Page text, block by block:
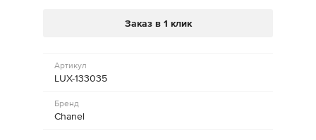
Заказ в 1 клик
Артикул
LUX-133035
Бренд
Chanel